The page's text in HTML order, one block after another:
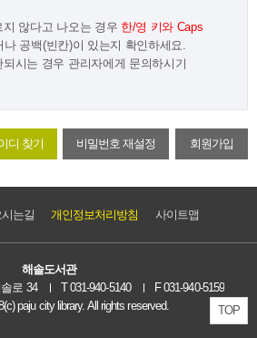
않다고 나오는 경우 한/영 키와 Caps
나 공백(빈칸)이 있는지 확인하세요.
시는 경우 관리자에게 문의하시기
디 찾기 비밀번호 재설정 회원가입
TOP
는길 개인정보처리방침 사이트맵
해솔도서관
로 34
T 031-940-5140
F 031-940-5159
paju city library. All rights reserved.